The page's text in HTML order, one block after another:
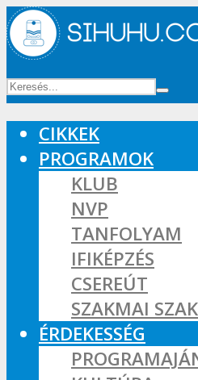
CIKKEK
PROGRAMOK
KLUB
NVP
TANFOLYAM
IFIKÉPZÉS
CSEREÚT
SZAKMAI
ÉRDEKESSÉG